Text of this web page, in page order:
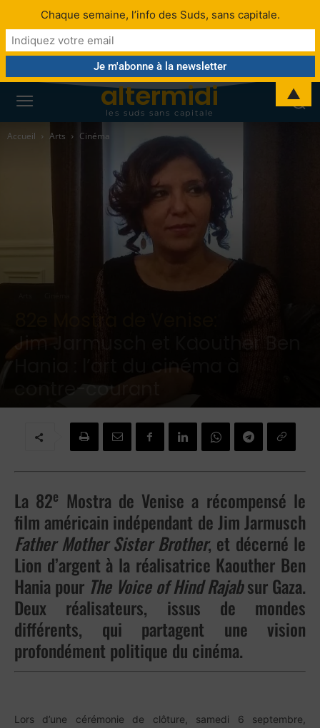
altermidi
les suds sans capitale
Accueil Arts Cinéma
Jim Jarmusch et Kaouther Ben
Hania : l’art du cinéma à
contre-courant
Par Jean-Marie DINH - 7 septembre 2025
La 82e Mostra de Venise a récompensé le
film américain indépendant de Jim Jarmusch
Father Mother Sister Brother, et décerné le
Lion d’argent à la réalisatrice Kaouther Ben
Hania pour The Voice of Hind Rajabsur Gaza.
Deux réalisateurs, issus de mondes
différents, qui partagent une vision
profondément politique du cinéma.
Lors d’une cérémonie de clôture, samedi 6 septembre,
Chaque semaine, l’info des Suds, sans capitale.
▲